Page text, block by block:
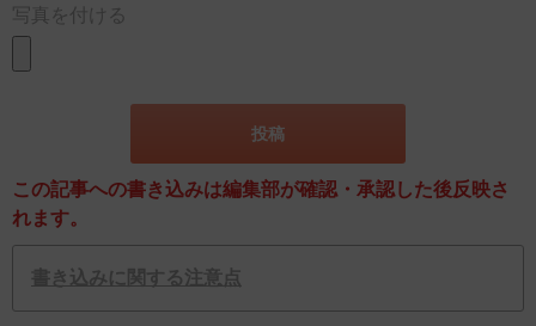
写真を付ける
この記事への書き込みは編集部が確認・承認した後反映さ
れます。
書き込みに関する注意点